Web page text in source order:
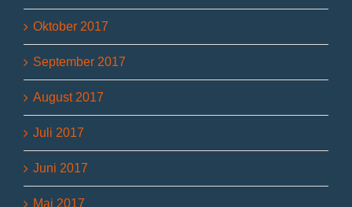
Oktober 2017
September 2017
August 2017
Juli 2017
Juni 2017
Mai 2017